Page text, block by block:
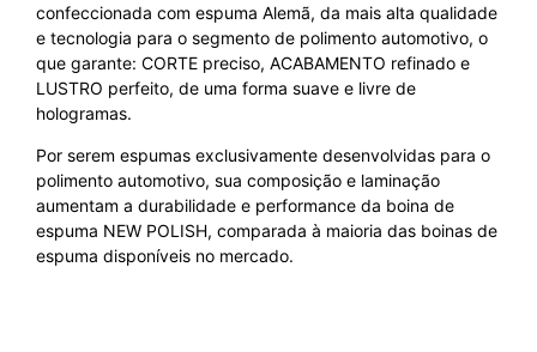
confeccionada com espuma Alemã, da mais alta qualidade
e tecnologia para o segmento de polimento automotivo, o
que garante: CORTE preciso, ACABAMENTO refinado e
LUSTRO perfeito, de uma forma suave e livre de
hologramas.
Por serem espumas exclusivamente desenvolvidas para o
polimento automotivo, sua composição e laminação
aumentam a durabilidade e performance da boina de
espuma NEW POLISH, comparada à maioria das boinas de
espuma disponíveis no mercado.